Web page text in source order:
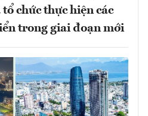
chức thực hiện các
trong giai đoạn mới